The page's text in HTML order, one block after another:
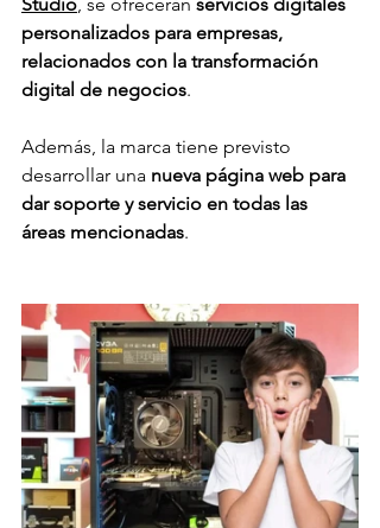
personalizados para empresas,
relacionados con la transformación
digital de negocios.
Además, la marca tiene previsto
desarrollar una nueva página web para
dar soporte y servicio en todas las
áreas mencionadas.